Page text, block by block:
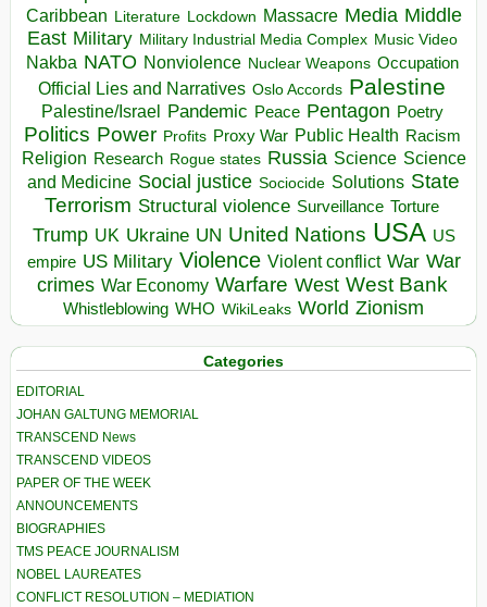
Caribbean Literature Lockdown Massacre Media Middle
East Military Military Industrial Media Complex Music Video
Nakba NATO Nonviolence Nuclear Weapons Occupation
Official Lies and Narratives Oslo Accords Palestine
Palestine/Israel Pandemic Peace Pentagon Poetry
Politics Power Profits Proxy War Public Health Racism
Religion Research Rogue states Russia Science Science
and Medicine Social justice Sociocide Solutions State
Terrorism Structural violence Surveillance Torture
Trump UK Ukraine UN United Nations USA US
empire US Military Violence Violent conflict War War
crimes War Economy Warfare West West Bank
Whistleblowing WHO WikiLeaks World Zionism
Categories
EDITORIAL
JOHAN GALTUNG MEMORIAL
TRANSCEND News
TRANSCEND VIDEOS
PAPER OF THE WEEK
ANNOUNCEMENTS
BIOGRAPHIES
TMS PEACE JOURNALISM
NOBEL LAUREATES
CONFLICT RESOLUTION – MEDIATION